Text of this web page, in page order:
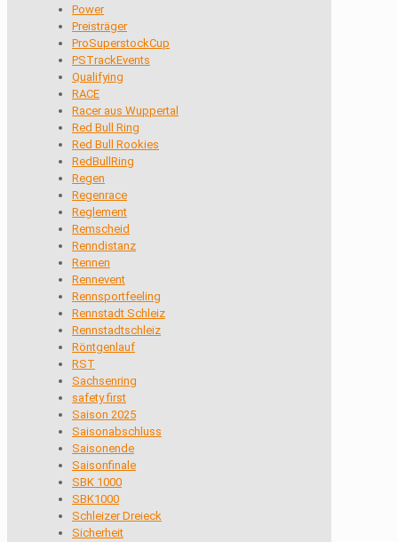
Power
Preisträger
ProSuperstockCup
PSTrackEvents
Qualifying
RACE
Racer aus Wuppertal
Red Bull Ring
Red Bull Rookies
RedBullRing
Regen
Regenrace
Reglement
Remscheid
Renndistanz
Rennen
Rennevent
Rennsportfeeling
Rennstadt Schleiz
Rennstadtschleiz
Röntgenlauf
RST
Sachsenring
safety first
Saison 2025
Saisonabschluss
Saisonende
Saisonfinale
SBK 1000
SBK1000
Schleizer Dreieck
Sicherheit